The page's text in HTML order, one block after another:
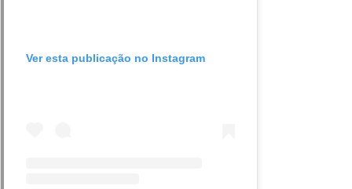
Ver esta publicação no Instagram